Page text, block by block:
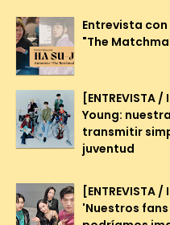
Entrevista
"The
[ENTREVISTA
Young:
transmitir
juventud
[ENTREVISTA /
'Nuestros